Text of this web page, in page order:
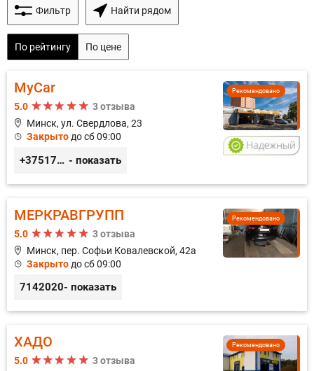
Фильтр Найти рядом
По рейтингу По цене
Рекомендовано
MyCar
5.0
3 отзыва
Минск, ул. Свердлова, 23
Закрыто до сб 09:00
+375173212443 - показать
Рекомендовано
МЕРКРАВГРУПП
5.0
3 отзыва
Минск, пер. Софьи Ковалевской, 42а
Закрыто до сб 09:00
7142020- показать
Рекомендовано
ХАДО
5.0
3 отзыва